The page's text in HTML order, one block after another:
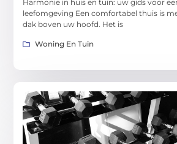
Harmonie in huis en tuin: uw gids voor
leefomgeving Een comfortabel thuis is
dak boven uw hoofd. Het is
Woning En Tuin